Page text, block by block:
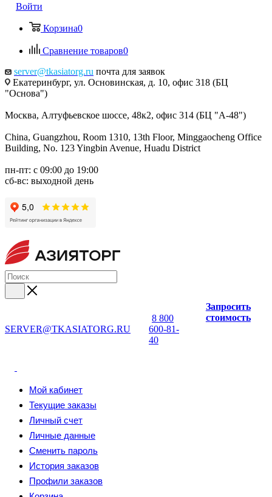
Войти
Корзина0
Сравнение товаров0
server@tkasiatorg.ru почта для заявок
Екатеринбург, ул. Основинская, д. 10, офис 318 (БЦ
"Основа")
Москва, Алтуфьевское шоссе, 48к2, офис 314 (БЦ "А-48")
China, Guangzhou, Room 1310, 13th Floor, Minggaocheng Office
Building, No. 123 Yingbin Avenue, Huadu District
пн-пт: с 09:00 до 19:00
сб-вс: выходной день
SERVER@TKASIATORG.RU
8 800
600-81-
40
Запросить
стоимость
Мой кабинет
Текущие заказы
Личный счет
Личные данные
Сменить пароль
История заказов
Профили заказов